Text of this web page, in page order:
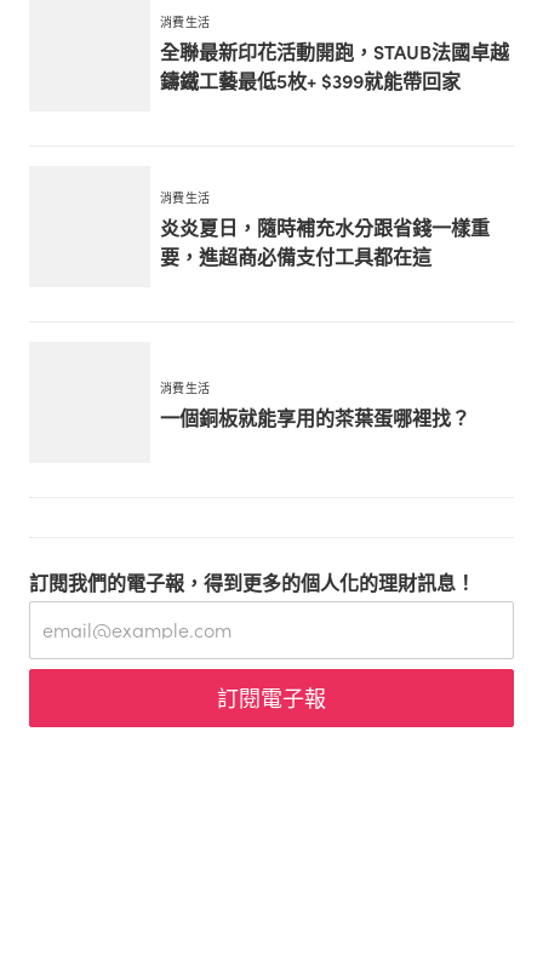
消費生活
全聯最新印花活動開跑，STAUB法國卓越
鑄鐵工藝最低5枚+ $399就能帶回家
消費生活
炎炎夏日，隨時補充水分跟省錢一樣重
要，進超商必備支付工具都在這
消費生活
一個銅板就能享用的茶葉蛋哪裡找？
訂閱我們的電子報，得到更多的個人化的理財訊息！